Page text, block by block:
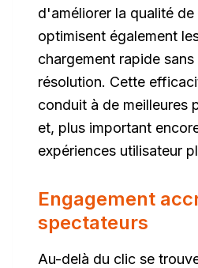
d'améliorer la qualité
optimisent également
chargement rapide
résolution. Cette
conduit à de meilleures
et, plus important
expériences utilisateur
Engagement
spectateurs
Au-delà du clic se